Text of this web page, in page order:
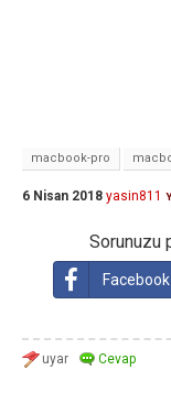
macbook-pro
6 Nisan 2018 yasin811
Sorunuzu
Facebook